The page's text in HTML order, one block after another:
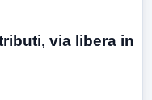
via libera in